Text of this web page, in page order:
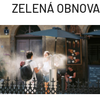
ZELENÁ OBNOVA